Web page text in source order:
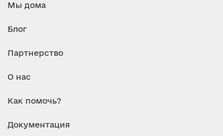
Мы дома
Блог
Партнерство
О нас
Как помочь?
Документация